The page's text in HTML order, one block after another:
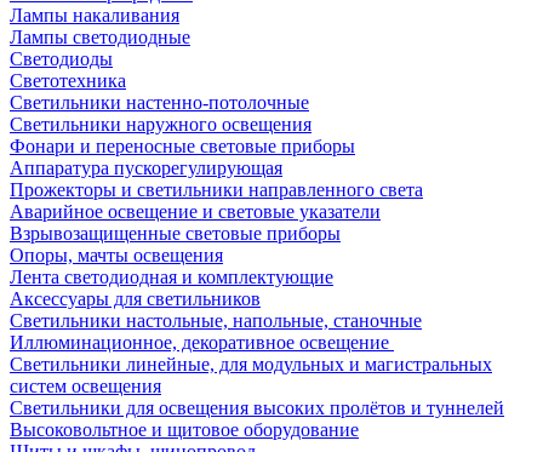
Лампы накаливания
Лампы светодиодные
Светодиоды
Светотехника
Светильники настенно-потолочные
Светильники наружного освещения
Фонари и переносные световые приборы
Аппаратура пускорегулирующая
Прожекторы и светильники направленного света
Аварийное освещение и световые указатели
Взрывозащищенные световые приборы
Опоры, мачты освещения
Лента светодиодная и комплектующие
Аксессуары для светильников
Светильники настольные, напольные, станочные
Иллюминационное, декоративное освещение
Светильники линейные, для модульных и магистральных
систем освещения
Светильники для освещения высоких пролётов и туннелей
Высоковольтное и щитовое оборудование